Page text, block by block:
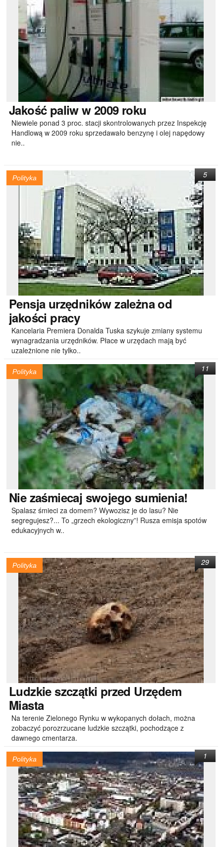
Jakośćpaliw w 2009 roku
Niewiele ponad 3 proc. stacji skontrolowanych przez Inspekcję
Handlową w 2009 roku sprzedawało benzynę i olej napędowy
nie..
Polityka
Pensjaurzędników zależna od
jakości pracy
Kancelaria Premiera Donalda Tuska szykuje zmiany systemu
wynagradzania urzędników. Płace w urzędach mają być
uzależnione nie tylko..
5
Polityka
Niezaśmiecaj swojego sumienia!
Spalasz śmieci za domem? Wywozisz je do lasu? Nie
segregujesz?... To „grzech ekologiczny”! Rusza emisja spotów
edukacyjnych w..
11
Polityka
Ludzkieszczątki przed Urzędem
Miasta
Na terenie Zielonego Rynku w wykopanych dołach, można
zobaczyć porozrzucane ludzkie szczątki, pochodzące z
dawnego cmentarza.
29
Polityka 1